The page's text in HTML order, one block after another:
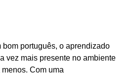
bom português, o aprendizado
vez mais presente no ambiente
Com uma